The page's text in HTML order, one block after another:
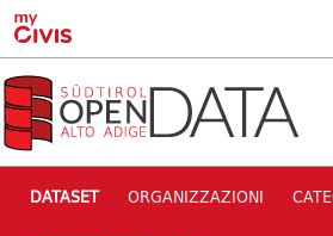
Skip to main content
DATASET ORGANIZZAZIONI